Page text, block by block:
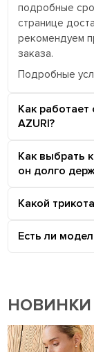
подробные
странице
рекомендуем
заказа.
Подробные
Как
AZURI?
Как выбрать
он долго
Какой
Есть ли
НОВИНКИ